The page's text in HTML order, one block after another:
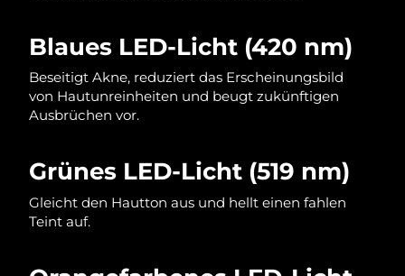
Blaues LED-Licht (420 nm)
Beseitigt Akne, reduziert das Erscheinungsbild
von Hautunreinheiten und beugt zukünftigen
Ausbrüchen vor.
Grünes LED-Licht (519 nm)
Gleicht den Hautton aus und hellt einen fahlen
Teint auf.
Portugal Erwartete Lieferung8/8/26
Puerto Rico Erwartete Lieferung8/10/26
Réunion Erwartete Lieferung 8/13/26
Rumänien